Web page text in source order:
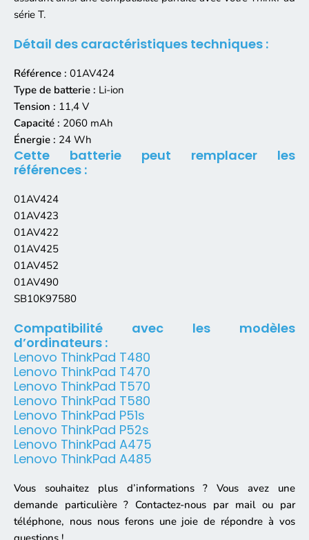
série T.
Détail des caractéristiques techniques :
Référence : 01AV424
Type de batterie : Li-ion
Tension : 11,4 V
Capacité : 2060 mAh
Énergie : 24 Wh
Cette batterie peut remplacer les
références :
01AV424
01AV423
01AV422
01AV425
01AV452
01AV490
SB10K97580
Compatibilité avec les modèles
d’ordinateurs :
Lenovo ThinkPad T480
Lenovo ThinkPad T470
Lenovo ThinkPad T570
Lenovo ThinkPad T580
Lenovo ThinkPad P51s
Lenovo ThinkPad P52s
Lenovo ThinkPad A475
Lenovo ThinkPad A485
Vous souhaitez plus d’informations ? Vous avez une
demande particulière ? Contactez-nous par mail ou par
téléphone, nous nous ferons une joie de répondre à vos